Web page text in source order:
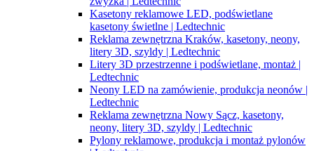
Kasetony reklamowe LED, podświetlane
kasetony świetlne | Ledtechnic
Reklama zewnętrzna Kraków, kasetony, neony,
litery 3D, szyldy | Ledtechnic
Litery 3D przestrzenne i podświetlane, montaż |
Ledtechnic
Neony LED na zamówienie, produkcja neonów |
Ledtechnic
Reklama zewnętrzna Nowy Sącz, kasetony,
neony, litery 3D, szyldy | Ledtechnic
Pylony reklamowe, produkcja i montaż pylonów